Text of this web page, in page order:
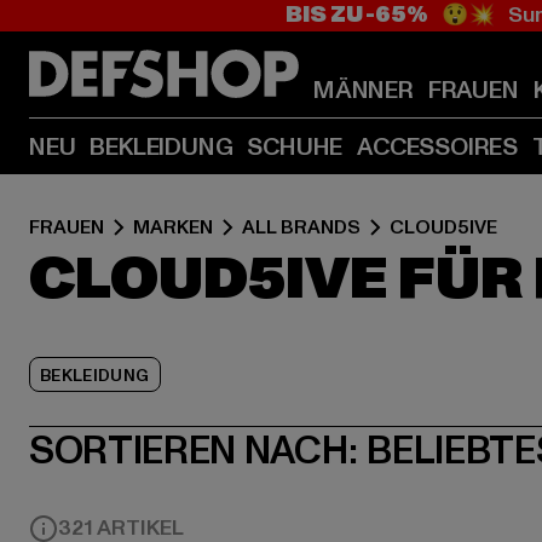
BIS ZU -65% 😲💥
MÄNNER FRAUEN
NEU BEKLEIDUNG SCHUHE ACCESSOIRES
FRAUEN MARKEN ALL BRANDS CLOUD5IVE
CLOUD5IVE FÜR
BEKLEIDUNG
SORTIEREN NACH:
321 ARTIKEL